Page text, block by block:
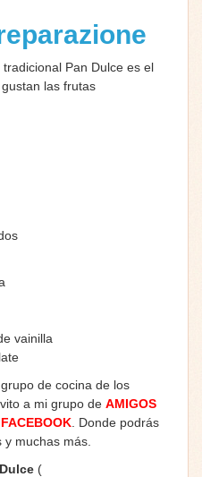
Pan Dulce es el
las frutas
vainilla
de cocina de los
a mi grupo de AMIGOS
. Donde podrás
muchas más.
(